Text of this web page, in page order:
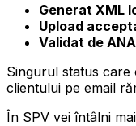
Generat XML
Upload
Validat de
Singurul status care
clientului pe email
În SPV vei întâlni